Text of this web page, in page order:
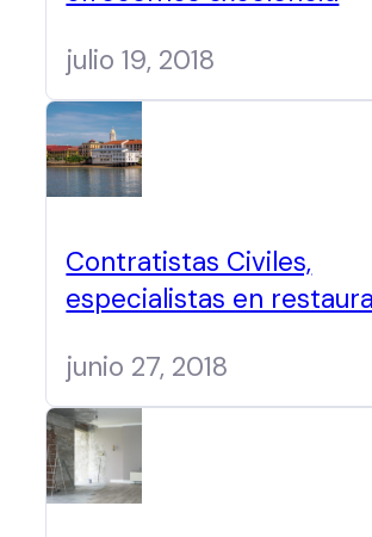
julio 19, 2018
Contratistas Civiles,
especialistas en
junio 27, 2018